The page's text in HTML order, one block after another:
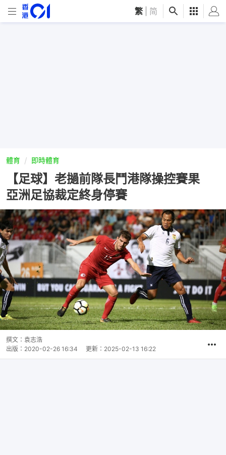
繁 简
體育 即時體育
【足球】老撾前隊長鬥港隊操控賽果
亞洲足協裁定終身停賽
撰文： 袁志浩
出版： 2020-02-26 16:34 更新： 2025-02-13 16:22